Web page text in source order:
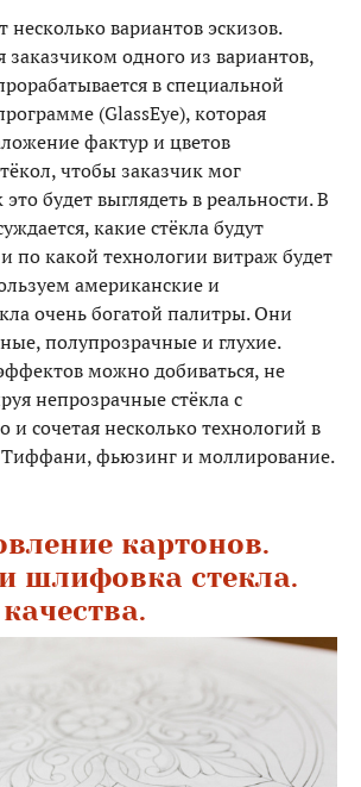
несколько вариантов эскизов.
заказчиком одного из вариантов,
в специальной
(GlassEye), которая
фактур и цветов
чтобы заказчик мог
это будет выглядеть в реальности. В
какие стёкла будут
и по какой технологии витраж будет
американские и
очень богатой палитры. Они
полупрозрачные и глухие.
можно добиваться, не
непрозрачные стёкла с
сочетая несколько технологий в
фьюзинг и моллирование.
картонов.
шлифовка стекла.